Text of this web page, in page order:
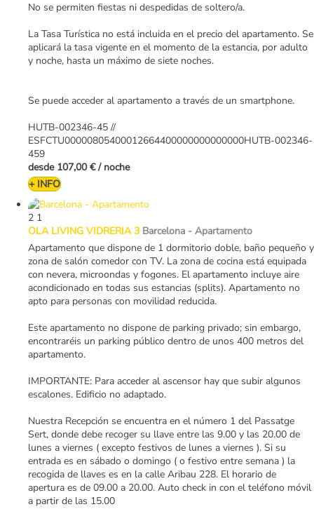
No se permiten fiestas ni despedidas de soltero/a.
La Tasa Turística no está incluida en el precio del apartamento. Se
aplicará la tasa vigente en el momento de la estancia, por adulto
y noche, hasta un máximo de siete noches.
Se puede acceder al apartamento a través de un smartphone.
HUTB-002346-45 //
ESFCTU00000805400012664400000000000000HUTB-002346-
459
desde 107,00 € / noche
+ INFO
2 1
OLA LIVING VIDRERIA 3 Barcelona - Apartamento
Apartamento que dispone de 1 dormitorio doble, baño pequeño y
zona de salón comedor con TV. La zona de cocina está equipada
con nevera, microondas y fogones. El apartamento incluye aire
acondicionado en todas sus estancias (splits). Apartamento no
apto para personas con movilidad reducida.
Este apartamento no dispone de parking privado; sin embargo,
encontraréis un parking público dentro de unos 400 metros del
apartamento.
IMPORTANTE: Para acceder al ascensor hay que subir algunos
escalones. Edificio no adaptado.
Nuestra Recepción se encuentra en el número 1 del Passatge
Sert, donde debe recoger su llave entre las 9.00 y las 20.00 de
lunes a viernes ( excepto festivos de lunes a viernes ). Si su
entrada es en sábado o domingo ( o festivo entre semana ) la
recogida de llaves es en la calle Aribau 228. El horario de
apertura es de 09.00 a 20.00. Auto check in con el teléfono móvil
a partir de las 15.00